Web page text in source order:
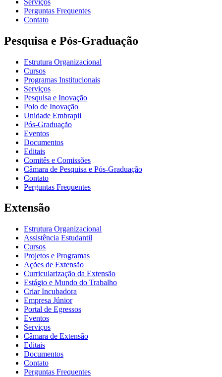
Perguntas Frequentes
Contato
Pesquisa e Pós-Graduação
Estrutura Organizacional
Cursos
Programas Institucionais
Serviços
Pesquisa e Inovação
Polo de Inovação
Unidade Embrapii
Pós-Graduação
Eventos
Documentos
Editais
Comitês e Comissões
Câmara de Pesquisa e Pós-Graduação
Contato
Perguntas Frequentes
Extensão
Estrutura Organizacional
Assistência Estudantil
Cursos
Projetos e Programas
Ações de Extensão
Curricularização da Extensão
Estágio e Mundo do Trabalho
Criar Incubadora
Empresa Júnior
Portal de Egressos
Eventos
Serviços
Câmara de Extensão
Editais
Documentos
Contato
Perguntas Frequentes